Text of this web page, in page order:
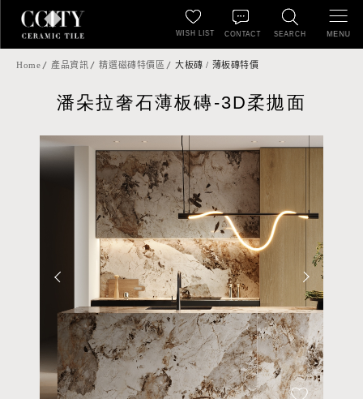
SEARCH
WISH LIST CONTACT MENU
Home 產品資訊 精選磁磚特價區 大板磚 / 薄板磚特價
潘朵拉奢石薄板磚-3D柔拋面